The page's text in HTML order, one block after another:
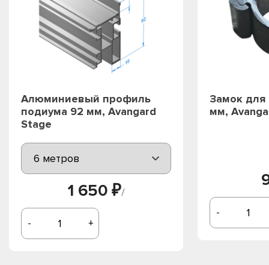
Алюминиевый профиль
подиума 92 мм, Avangard
Stage
1 650 ₽/
- +
Замок для
мм,
-